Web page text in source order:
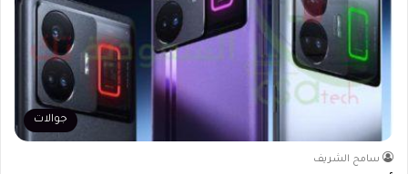
جوالات
سامح الشريف